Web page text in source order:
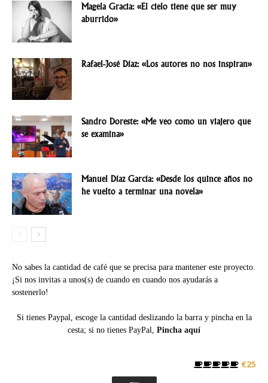
Magela Gracia: «El cielo tiene que ser muy
aburrido»
Rafael-José Díaz: «Los autores no nos inspiran»
Sandro Doreste: «Me veo como un viajero que
se examina»
Manuel Díaz García: «Desde los quince años no
he vuelto a terminar una novela»
No sabes la cantidad de café que se precisa para mantener este proyecto.
¡Si nos invitas a unos(s) de cuando en cuando nos ayudarás a
sostenerlo!
Si tienes Paypal, escoge la cantidad deslizando la barra y pincha en la
cesta; si no tienes PayPal, Pincha aquí
€25